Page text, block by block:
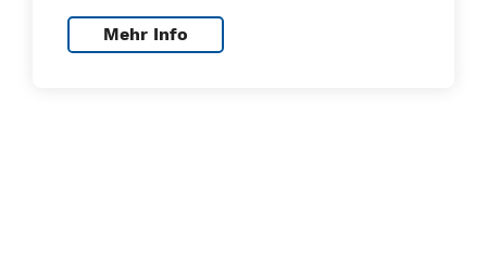
Mehr Info